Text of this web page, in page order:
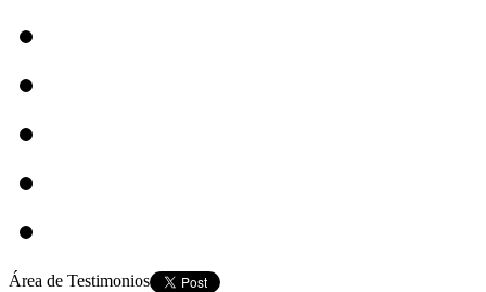
Área de Testimonios